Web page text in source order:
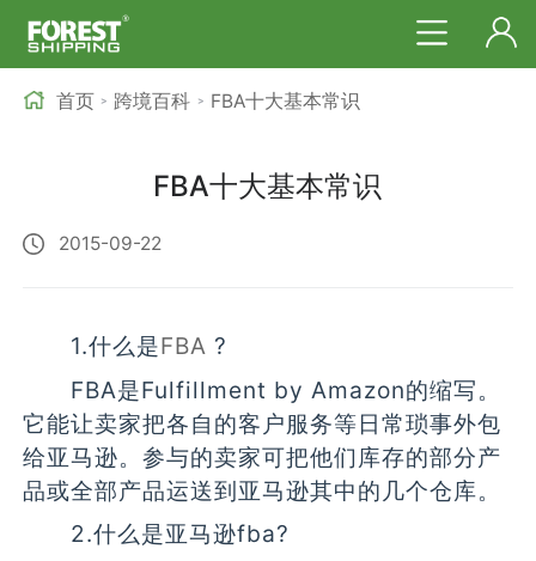
首页 > 跨境百科 > FBA十大基本常识
FBA十大基本常识
2015-09-22
1.什么是FBA ?
FBA是Fulfillment by Amazon的缩写。
它能让卖家把各自的客户服务等日常琐事外包
给亚马逊。参与的卖家可把他们库存的部分产
品或全部产品运送到亚马逊其中的几个仓库。
2.什么是亚马逊fba?